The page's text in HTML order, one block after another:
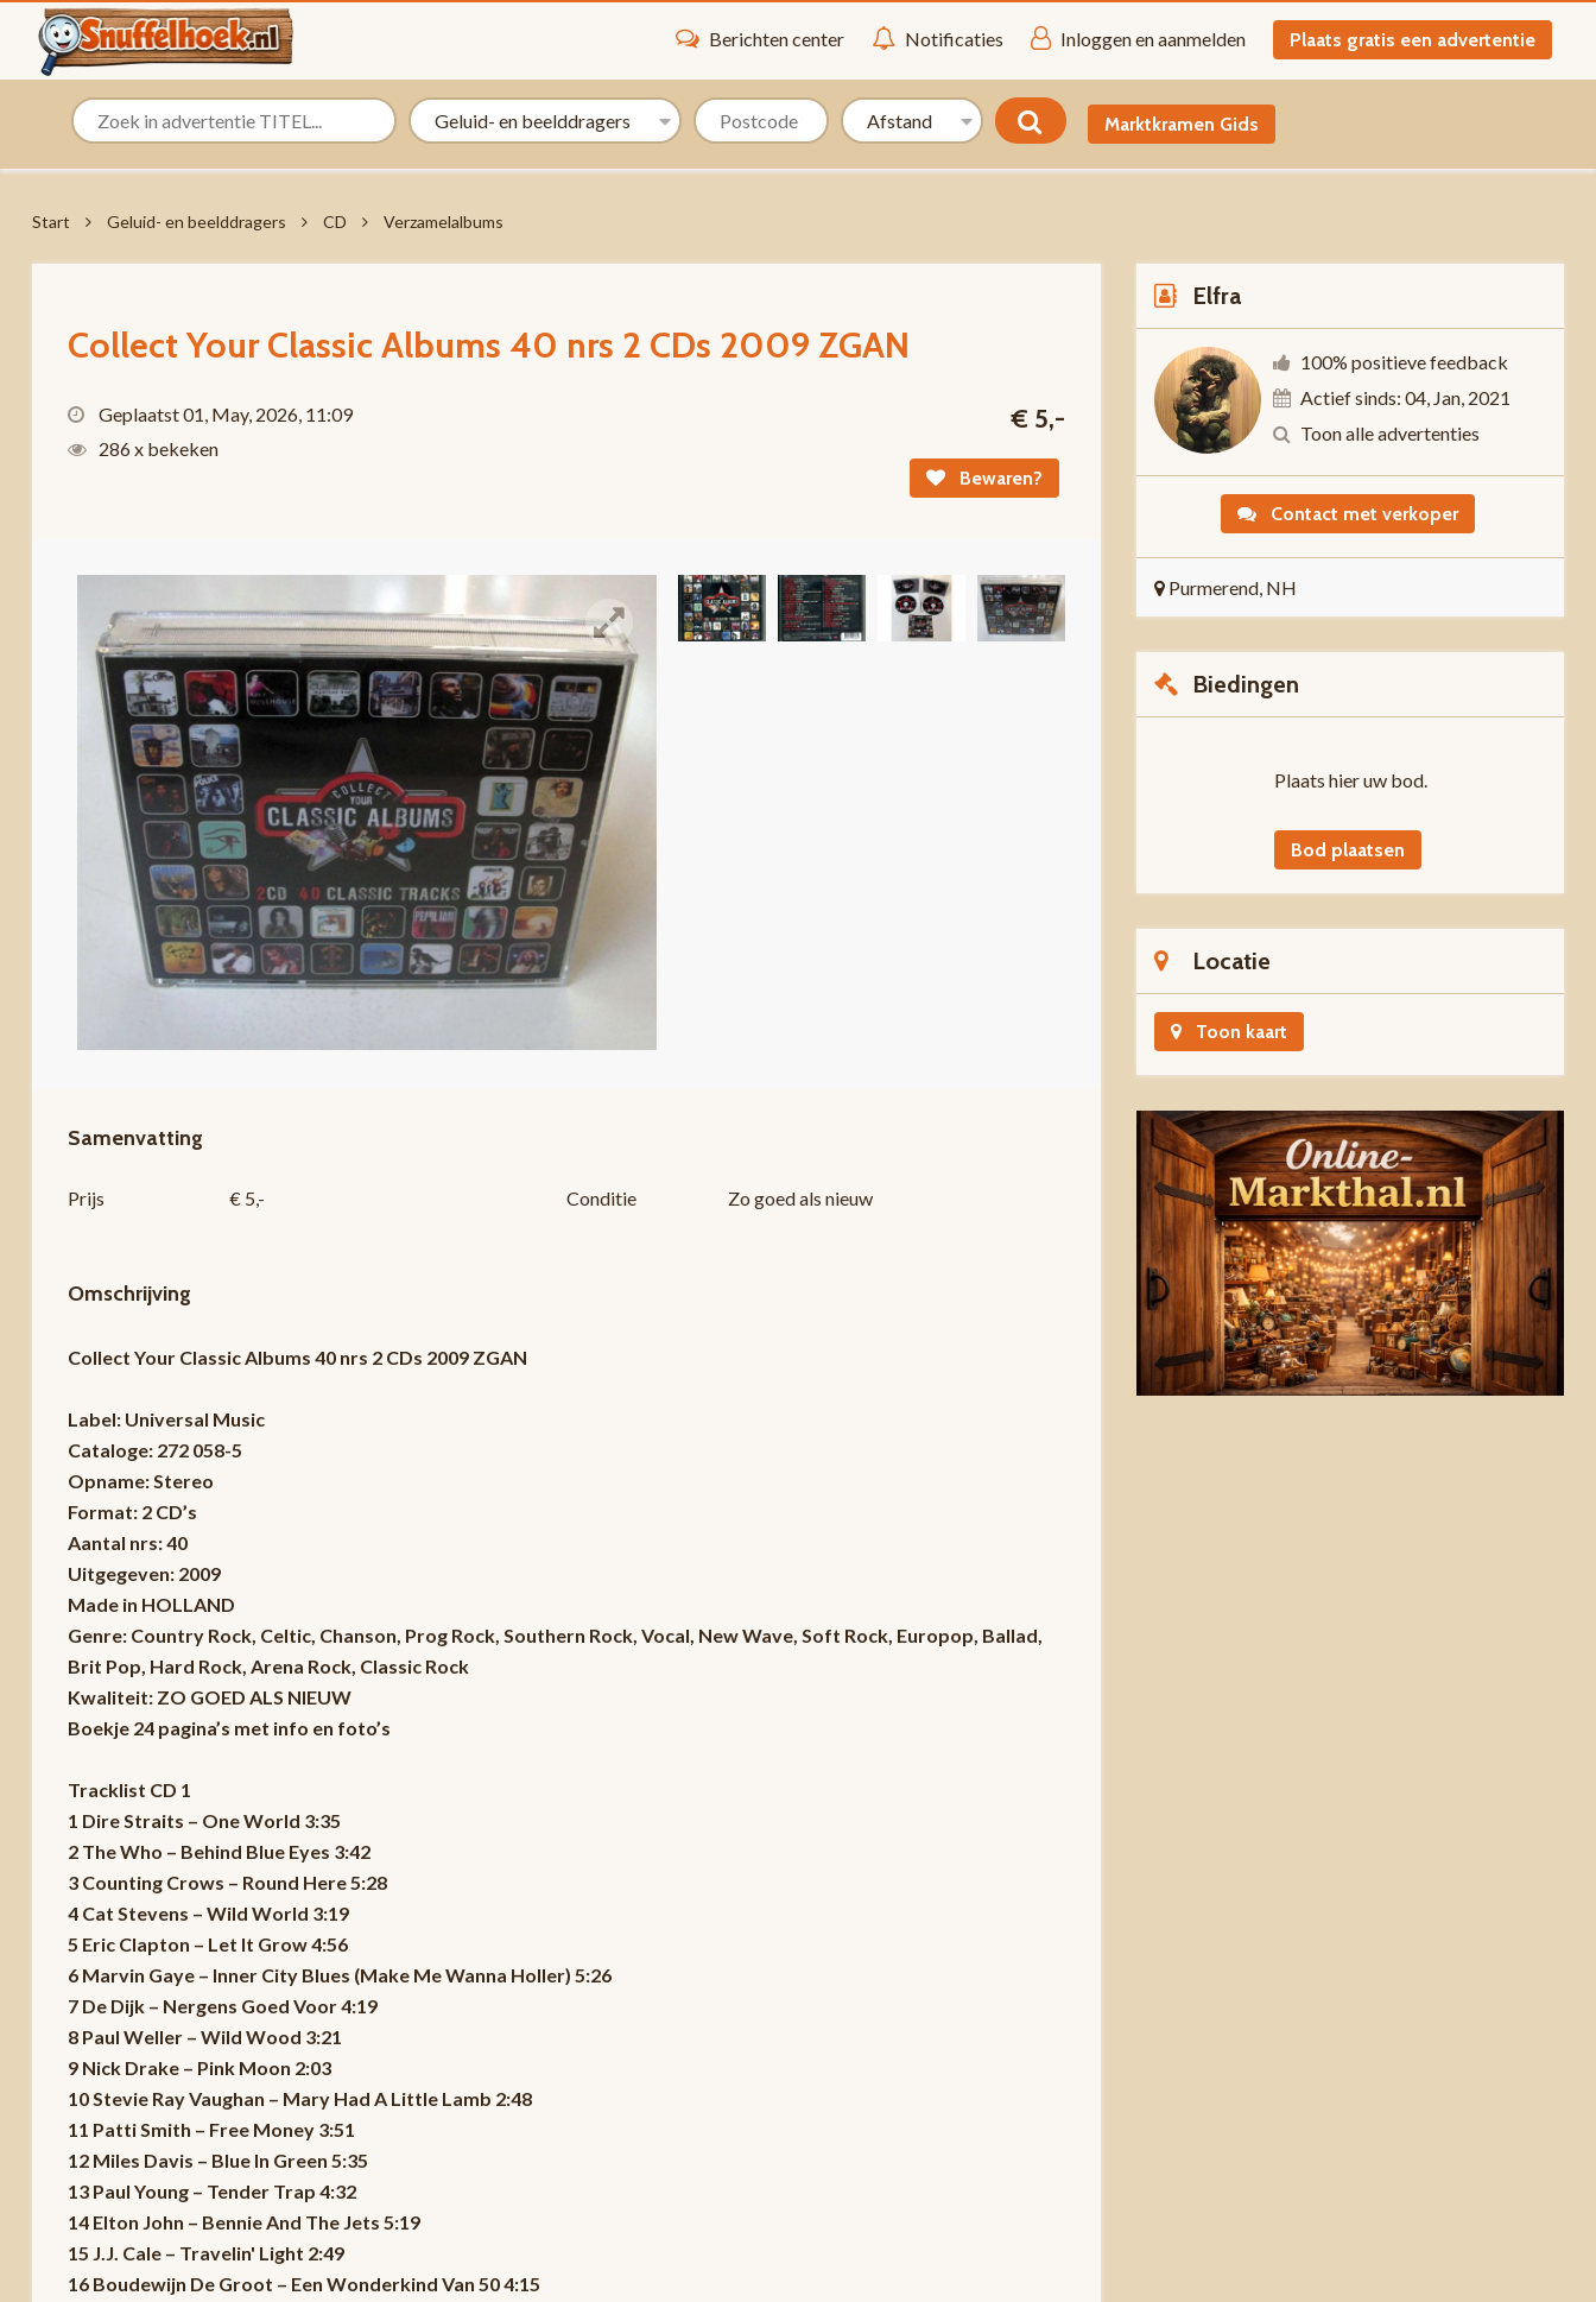
Berichten center Notificaties Inloggen en aanmelden Plaats gratis een advertentie
Marktkramen Gids
Start Geluid- en beelddragers CD Verzamelalbums
Collect Your Classic Albums 40 nrs 2 CDs 2009 ZGAN
Geplaatst 01, May, 2026, 11:09
286 x bekeken
€ 5,-
Bewaren?
Samenvatting
Prijs € 5,- Conditie Zo goed als nieuw
Omschrijving
Collect Your Classic Albums 40 nrs 2 CDs 2009 ZGAN
Label: Universal Music
Cataloge: 272 058-5
Opname: Stereo
Format: 2 CD’s
Aantal nrs: 40
Uitgegeven: 2009
Made in HOLLAND
Genre: Country Rock, Celtic, Chanson, Prog Rock, Southern Rock, Vocal, New Wave, Soft Rock, Europop, Ballad,
Brit Pop, Hard Rock, Arena Rock, Classic Rock
Kwaliteit: ZO GOED ALS NIEUW
Boekje 24 pagina’s met info en foto’s
Tracklist CD 1
1 Dire Straits – One World 3:35
2 The Who – Behind Blue Eyes 3:42
3 Counting Crows – Round Here 5:28
4 Cat Stevens – Wild World 3:19
5 Eric Clapton – Let It Grow 4:56
6 Marvin Gaye – Inner City Blues (Make Me Wanna Holler) 5:26
7 De Dijk – Nergens Goed Voor 4:19
8 Paul Weller – Wild Wood 3:21
9 Nick Drake – Pink Moon 2:03
10 Stevie Ray Vaughan – Mary Had A Little Lamb 2:48
11 Patti Smith – Free Money 3:51
12 Miles Davis – Blue In Green 5:35
13 Paul Young – Tender Trap 4:32
14 Elton John – Bennie And The Jets 5:19
15 J.J. Cale – Travelin' Light 2:49
16 Boudewijn De Groot – Een Wonderkind Van 50 4:15
Elfra
100% positieve feedback
Actief sinds: 04, Jan, 2021
Toon alle advertenties
Contact met verkoper
Purmerend, NH
Biedingen
Plaats hier uw bod.
Bod plaatsen
Locatie
Toon kaart